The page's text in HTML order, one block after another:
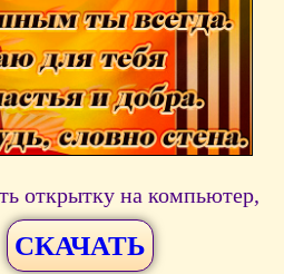
открытку на компьютер,
СКАЧАТЬ